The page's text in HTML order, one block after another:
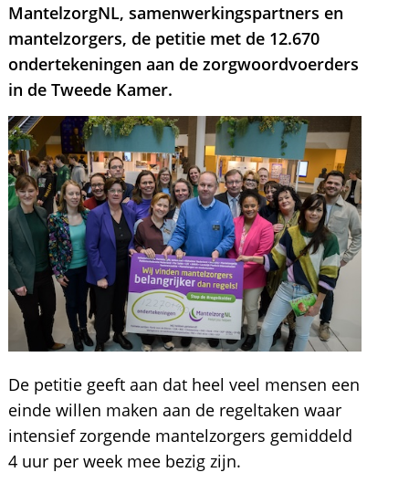
MantelzorgNL, samenwerkingspartners en
mantelzorgers, de petitie met de 12.670
ondertekeningen aan de zorgwoordvoerders
in de Tweede Kamer.
De petitie geeft aan dat heel veel mensen een
einde willen maken aan de regeltaken waar
intensief zorgende mantelzorgers gemiddeld
4 uur per week mee bezig zijn.